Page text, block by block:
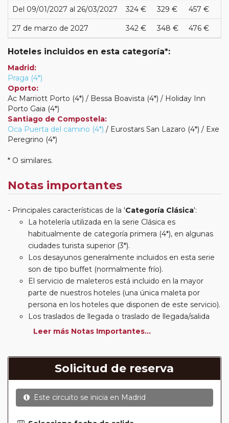
Del 09/01/2027 al 26/03/2027 324 € 329 € 457 €
27 de marzo de 2027 342 € 348 € 476 €
Hoteles incluidos en esta categoría*:
Madrid:
Praga (4*)
Oporto:
Ac Marriott Porto (4*) / Bessa Boavista (4*) / Holiday Inn
Porto Gaia (4*)
Santiago de Compostela:
Oca Puerta del camino (4*) / Eurostars San Lazaro (4*) / Exe
Peregrino (4*)
* O similares.
Notas importantes
Principales características de la 'Categoría Clásica':
La hotelería utilizada en la serie Clásica es
habitualmente de categoría primera (4*), en algunas
ciudades turista superior (3*).
Los desayunos generalmente incluidos en esta serie
son de tipo buffet (normalmente frío).
El servicio de maleteros está incluido en la mayor
parte de nuestros hoteles (una única maleta por
persona en los hoteles que disponen de este servicio).
Los traslados de llegada o traslado de llegada/salida
estarán incluidos según itinerario.
suplemento de media pensión (incluirá un número de
almuerzos o cenas señalado en su itinerario).
En muchos itinerarios le incluimos algunas cenas. En
circuitos clásicos Europeos normalmente las entradas
Leer más Notas Importantes...
Solicitud de reserva
Este circuito se inicia en Madrid